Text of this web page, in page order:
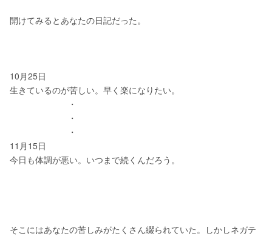
開けてみるとあなたの日記だった。
10月25日
生きているのが苦しい。早く楽になりたい。
                        ・
                        ・
                        ・
11月15日
今日も体調が悪い。いつまで続くんだろう。
そこにはあなたの苦しみがたくさん綴られていた。しかしネガテ